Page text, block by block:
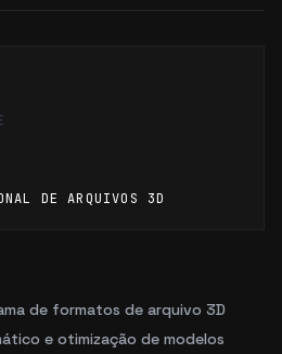
DE ARQUIVOS 3D
de formatos de arquivo 3D
e otimização de modelos